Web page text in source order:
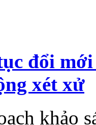
đổi
xét xử
khảo